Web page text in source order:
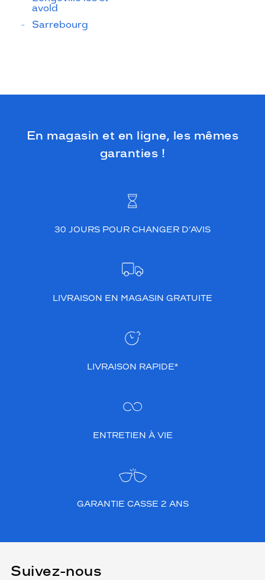
avold
Sarrebourg
En magasin et en ligne, les mêmes
garanties !
30 JOURS POUR CHANGER D’AVIS
LIVRAISON EN MAGASIN GRATUITE
LIVRAISON RAPIDE*
ENTRETIEN À VIE
GARANTIE CASSE 2 ANS
Suivez-nous